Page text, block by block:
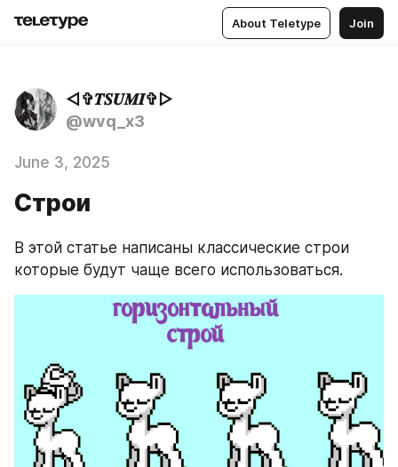
About Teletype Join
◅✞𝑻𝑺𝑼𝑴𝑰✞▻
@wvq_x3
June 3, 2025
Строи
В этой статье написаны классические строи
которые будут чаще всего использоваться.